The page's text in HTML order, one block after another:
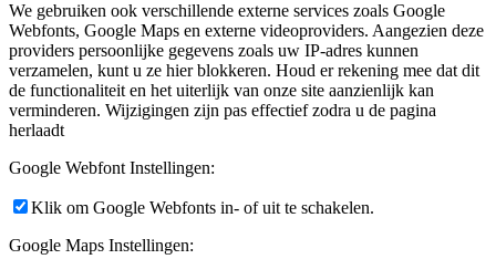
We gebruiken ook verschillende externe services zoals Google
Webfonts, Google Maps en externe videoproviders. Aangezien deze
providers persoonlijke gegevens zoals uw IP-adres kunnen
verzamelen, kunt u ze hier blokkeren. Houd er rekening mee dat dit
de functionaliteit en het uiterlijk van onze site aanzienlijk kan
verminderen. Wijzigingen zijn pas effectief zodra u de pagina
herlaadt
Google Webfont Instellingen:
Klik om Google Webfonts in- of uit te schakelen.
Google Maps Instellingen: